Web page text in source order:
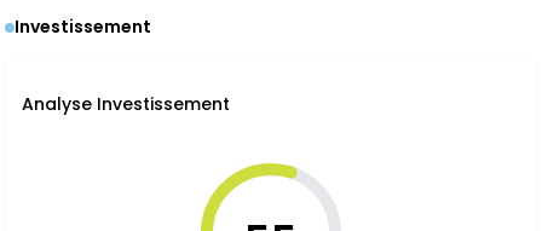
Investissement
Analyse Investissement